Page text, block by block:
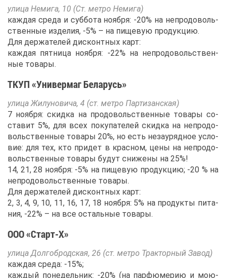
ули­ца Неми­га, 10 (Ст. мет­ро Неми­га)
каж­дая сре­да и суб­бо­та но­яб­ря: -20% на непро­до­воль­
ствен­ные из­де­лия, -5% – на пи­ще­вую про­дук­цию.
Для дер­жа­те­лей дис­конт­ных карт:
каж­дая пят­ни­ца но­яб­ря: -22% на непро­до­воль­ствен­
ные то­ва­ры.
ТКУП «Уни­вер­маг Бе­ла­русь»
ули­ца Жи­лу­но­ви­ча, 4 (ст. мет­ро Пар­ти­зан­ская)
7 но­яб­ря: скид­ка на про­до­воль­ствен­ные то­ва­ры со­
ста­вит 5%, для всех по­ку­па­те­лей скид­ка на непро­до­
воль­ствен­ные то­ва­ры 20%, но есть неза­у­ряд­ное усло­
вие: для тех, кто при­дет в крас­ном, це­ны на непро­до­
воль­ствен­ные то­ва­ры бу­дут сни­же­ны на 25%!
14, 21, 28 но­яб­ря: -5% на пи­ще­вую про­дук­цию; -20 % на
непро­до­воль­ствен­ные то­ва­ры.
Для дер­жа­те­лей дис­конт­ных карт:
2, 3, 4, 9, 10, 11, 16, 17, 18 но­яб­ря: 5% на про­дук­ты пи­та­
ния, -22% – на все осталь­ные то­ва­ры.
ООО «Старт-Х»
ули­ца Дол­го­брод­ская, 26 (ст. мет­ро Трак­тор­ный За­вод)
каж­дая сре­да: -15%;
каж­дый по­не­дель­ник: -20% (на пар­фю­ме­рию и мо­ю­